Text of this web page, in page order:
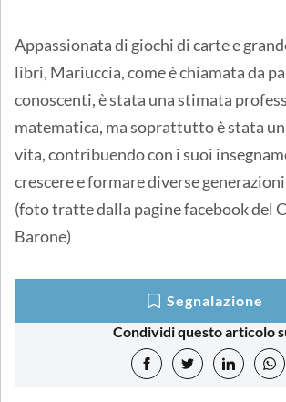
Appassionata di giochi di carte e
libri, Mariuccia, come è chiamata da
conoscenti, è stata una stimata
matematica, ma soprattutto è stata
vita, contribuendo con i suoi
crescere e formare diverse
(foto tratte dalla pagine facebook del
Barone)
Segnalazione
Condividi questo articolo